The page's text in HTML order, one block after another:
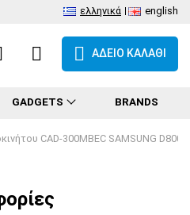
ελληνικά english
ΑΔΕΙΟ ΚΑΛΑΘΙ
GADGETS BRANDS
CAD-300MBEC SAMSUNG D800